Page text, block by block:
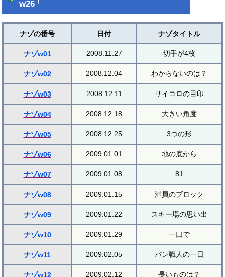
w26†
ナゾの番号 日付 ナゾタイトル
ナゾw01 2008.11.27 切手が4枚
ナゾw02 2008.12.04 わからないのは？
ナゾw03 2008.12.11 サイコロの目印
ナゾw04 2008.12.18 大きい角度
ナゾw05 2008.12.25 3つの形
ナゾw06 2009.01.01 地の底から
ナゾw07 2009.01.08 81
ナゾw08 2009.01.15 満員のブロック
ナゾw09 2009.01.22 スキー場の思い出
ナゾw10 2009.01.29 一口で
ナゾw11 2009.02.05 パン職人の一日
ナゾw12 2009.02.12 長いものは？